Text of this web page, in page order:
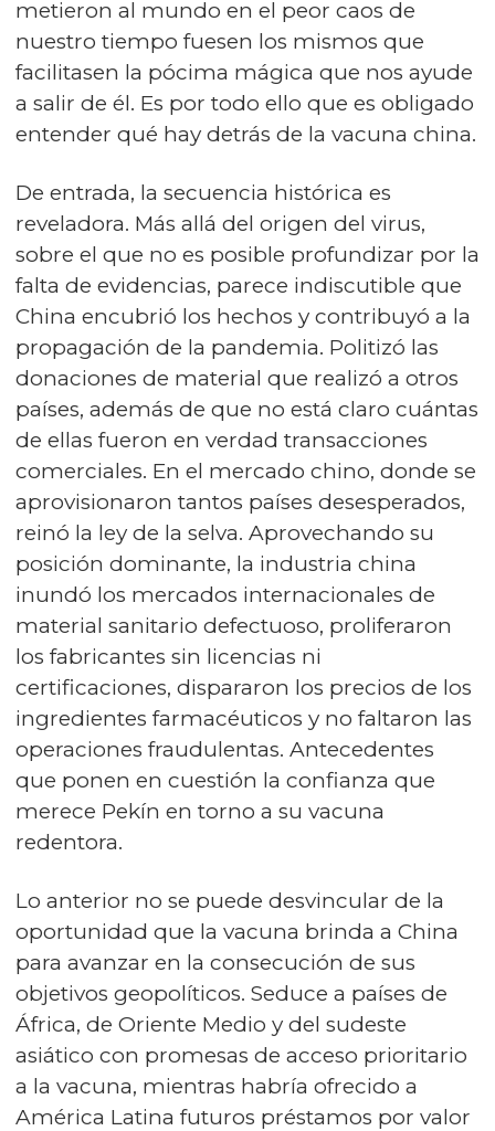
metieron al mundo en el peor caos de
nuestro tiempo fuesen los mismos que
facilitasen la pócima mágica que nos ayude
a salir de él. Es por todo ello que es obligado
entender qué hay detrás de la vacuna china.
De entrada, la secuencia histórica es
reveladora. Más allá del origen del virus,
sobre el que no es posible profundizar por la
falta de evidencias, parece indiscutible que
China encubrió los hechos y contribuyó a la
propagación de la pandemia. Politizó las
donaciones de material que realizó a otros
países, además de que no está claro cuántas
de ellas fueron en verdad transacciones
comerciales. En el mercado chino, donde se
aprovisionaron tantos países desesperados,
reinó la ley de la selva. Aprovechando su
posición dominante, la industria china
inundó los mercados internacionales de
material sanitario defectuoso, proliferaron
los fabricantes sin licencias ni
certificaciones, dispararon los precios de los
ingredientes farmacéuticos y no faltaron las
operaciones fraudulentas. Antecedentes
que ponen en cuestión la confianza que
merece Pekín en torno a su vacuna
redentora.
Lo anterior no se puede desvincular de la
oportunidad que la vacuna brinda a China
para avanzar en la consecución de sus
objetivos geopolíticos. Seduce a países de
África, de Oriente Medio y del sudeste
asiático con promesas de acceso prioritario
a la vacuna, mientras habría ofrecido a
América Latina futuros préstamos por valor